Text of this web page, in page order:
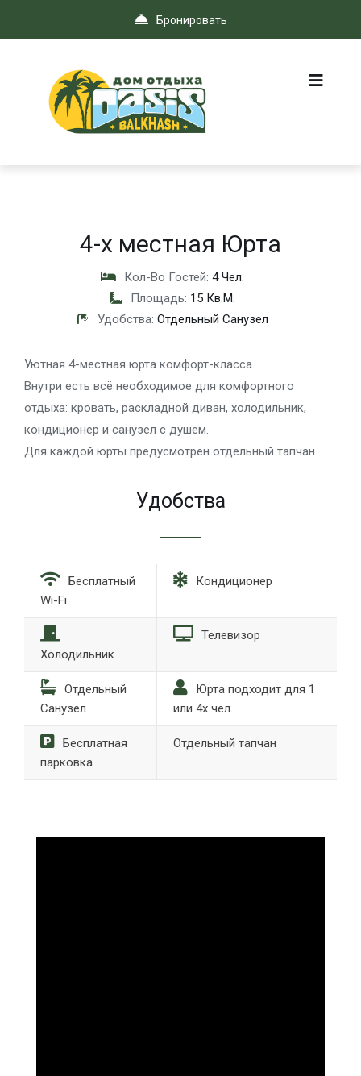
Бронировать
4-х местная Юрта
Кол-Во Гостей: 4 Чел.
Площадь: 15 Кв.м.
Удобства: Отдельный Санузел
Уютная 4-местная юрта комфорт-класса.
Внутри есть всё необходимое для комфортного
отдыха: кровать, раскладной диван, холодильник,
кондиционер и санузел с душем.
Для каждой юрты предусмотрен отдельный тапчан.
Удобства
Бесплатный
Wi-Fi
Кондиционер
Холодильник
Телевизор
Отдельный
Санузел
Юрта подходит для 1
или 4х чел.
Бесплатная
парковка
Отдельный тапчан